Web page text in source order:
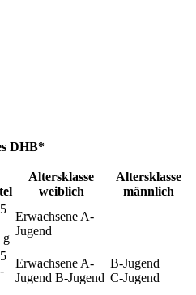
DHB*
Altersklasse
weiblich
Altersklasse
männlich
g
Erwachsene A-
Jugend
Erwachsene A-
Jugend B-Jugend
B-Jugend
C-Jugend